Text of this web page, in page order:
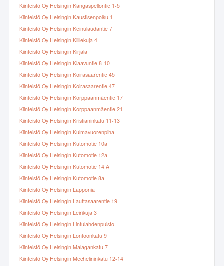
Kiinteistö Oy Helsingin Kangaspellontie 1-5
Kiinteistö Oy Helsingin Kaustisenpolku 1
Kiinteistö Oy Helsingin Keinulaudantie 7
Kiinteistö Oy Helsingin Kiillekuja 4
Kiinteistö Oy Helsingin Kirjala
Kiinteistö Oy Helsingin Klaavuntie 8-10
Kiinteistö Oy Helsingin Koirasaarentie 45
Kiinteistö Oy Helsingin Koirasaarentie 47
Kiinteistö Oy Helsingin Korppaanmäentie 17
Kiinteistö Oy Helsingin Korppaanmäentie 21
Kiinteistö Oy Helsingin Kristianinkatu 11-13
Kiinteistö Oy Helsingin Kulmavuorenpiha
Kiinteistö Oy Helsingin Kutomotie 10a
Kiinteistö Oy Helsingin Kutomotie 12a
Kiinteistö Oy Helsingin Kutomotie 14 A
Kiinteistö Oy Helsingin Kutomotie 8a
Kiinteistö Oy Helsingin Lapponia
Kiinteistö Oy Helsingin Lauttasaarentie 19
Kiinteistö Oy Helsingin Leirikuja 3
Kiinteistö Oy Helsingin Lintulahdenpuisto
Kiinteistö Oy Helsingin Lontoonkatu 9
Kiinteistö Oy Helsingin Malagankatu 7
Kiinteistö Oy Helsingin Mechelininkatu 12-14